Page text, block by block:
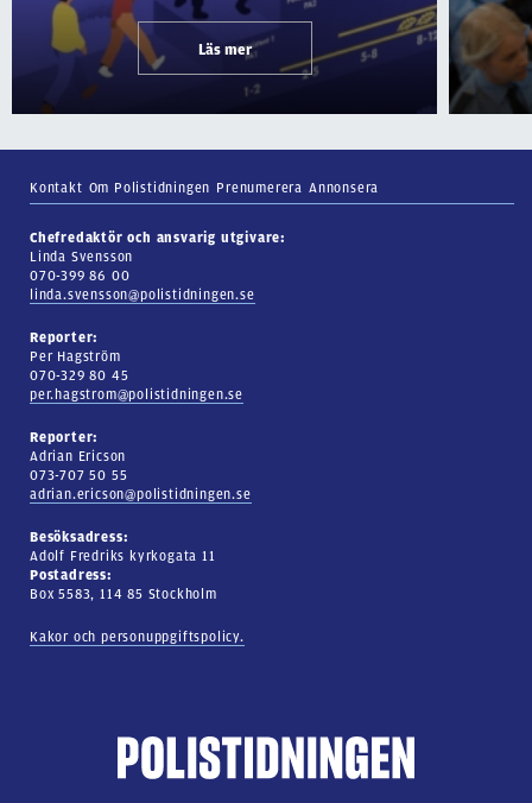
Läs mer
Kontakt Om Polistidningen Prenumerera Annonsera
Chefredaktör och ansvarig utgivare:
Linda Svensson
070-399 86 00
linda.svensson@polistidningen.se
Reporter:
Per Hagström
070-329 80 45
per.hagstrom@polistidningen.se
Reporter:
Adrian Ericson
073-707 50 55
adrian.ericson@polistidningen.se
Besöksadress:
Adolf Fredriks kyrkogata 11
Postadress:
Box 5583, 114 85 Stockholm
Kakor och personuppgiftspolicy.